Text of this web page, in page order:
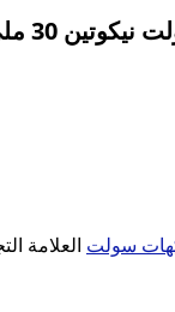
30 ملي
سولت العلامة